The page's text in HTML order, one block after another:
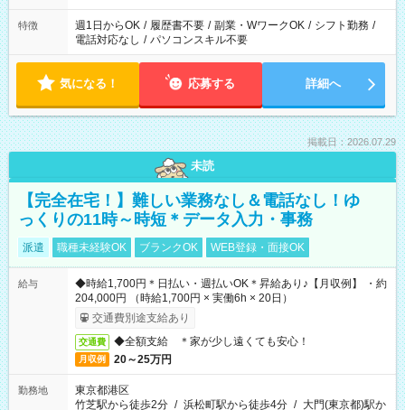
特徴 週1日からOK / 履歴書不要 / 副業・WワークOK / シフト勤務 /
電話対応なし / パソコンスキル不要
気になる！ 応募する 詳細へ
掲載日：2026.07.29
未読
【完全在宅！】難しい業務なし＆電話なし！ゆ
っくりの11時～時短＊データ入力・事務
派遣 職種未経験OK ブランクOK WEB登録・面接OK
給与
◆時給1,700円＊日払い・週払いOK＊昇給あり♪【月収例】 ・約
204,000円 （時給1,700円 × 実働6h × 20日）
交通費別途支給あり
交通費 ◆全額支給 ＊家が少し遠くても安心！
月収例 20～25万円
勤務地
東京都港区
竹芝駅から徒歩2分 / 浜松町駅から徒歩4分 / 大門(東京都)駅か